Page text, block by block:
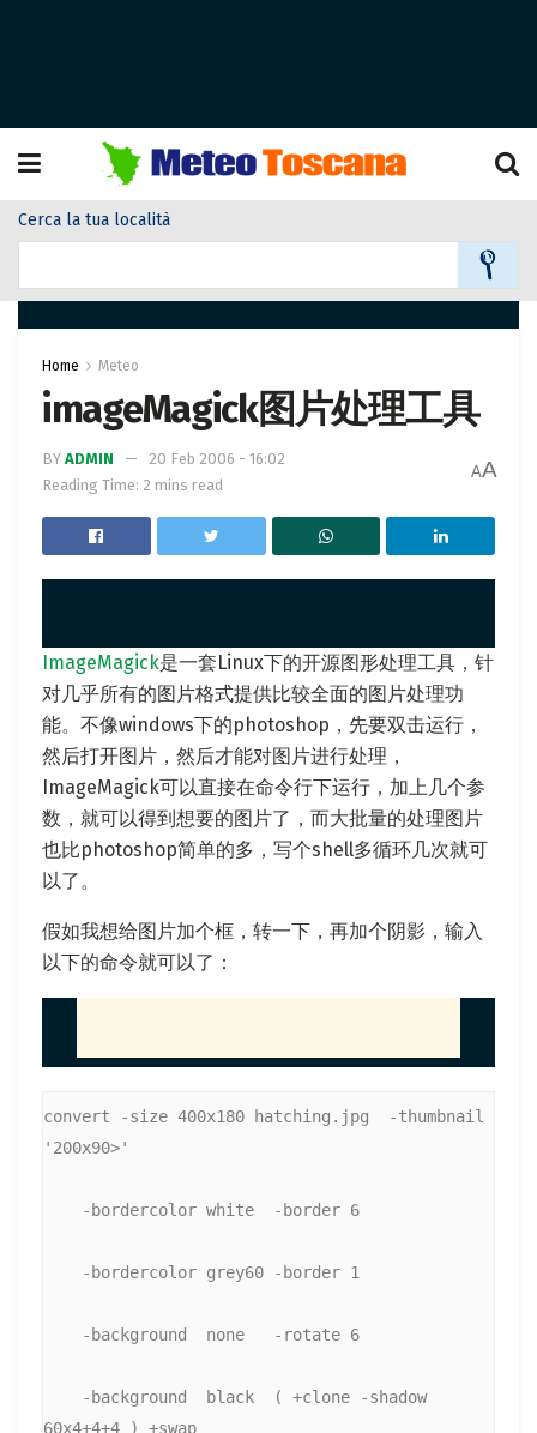
Cerca la tua località
Home Meteo
imageMagick图片处理工具
BY ADMIN
20 Feb 2006 - 16:02
Reading Time: 2 mins read
AA
ImageMagick是一套Linux下的开源图形处理工具，针
对几乎所有的图片格式提供比较全面的图片处理功
能。不像windows下的photoshop，先要双击运行，
然后打开图片，然后才能对图片进行处理，
ImageMagick可以直接在命令行下运行，加上几个参
数，就可以得到想要的图片了，而大批量的处理图片
也比photoshop简单的多，写个shell多循环几次就可
以了。
假如我想给图片加个框，转一下，再加个阴影，输入
以下的命令就可以了：
convert -size 400x180 hatching.jpg  -thumbnail
'200x90>'
    -bordercolor white  -border 6
    -bordercolor grey60 -border 1
    -background  none   -rotate 6
60x4+4+4 ) +swap